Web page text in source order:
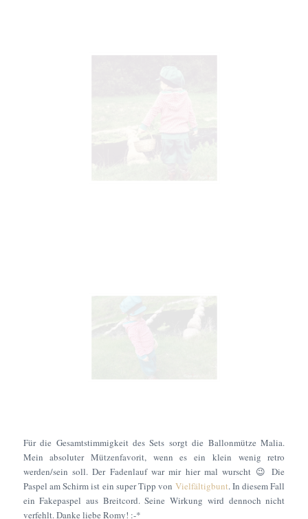
Für die Gesamtstimmigkeit des Sets sorgt die Ballonmütze Malia.
Mein absoluter Mützenfavorit, wenn es ein klein wenig retro
werden/sein soll. Der Fadenlauf war mir hier mal wurscht 😉 Die
Paspel am Schirm ist ein super Tipp von Vielfältigbunt. In diesem Fall
ein Fakepaspel aus Breitcord. Seine Wirkung wird dennoch nicht
verfehlt. Danke liebe Romy! :-*